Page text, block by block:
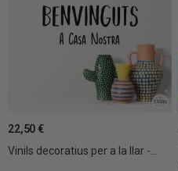
Vinils decoratius per a la llar -...
22,50 €